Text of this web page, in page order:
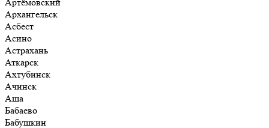
Архангельск
Асбест
Асино
Астрахань
Аткарск
Ахтубинск
Ачинск
Аша
Бабаево
Бабушкин